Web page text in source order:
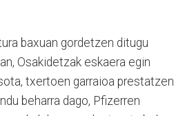
baxuan gordetzen ditugu
Osakidetzak eskaera egin
txertoen garraioa prestatzen
beharra dago, Pfizerren